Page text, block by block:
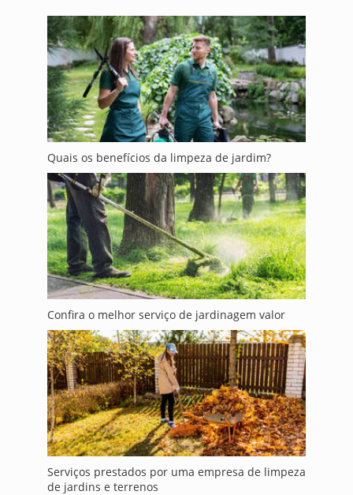
Quais os benefícios da limpeza de jardim?
Confira o melhor serviço de jardinagem valor
Serviços prestados por uma empresa de limpeza
de jardins e terrenos